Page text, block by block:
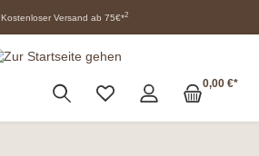
Kostenloser Versand ab 75€*2
0,00 €*